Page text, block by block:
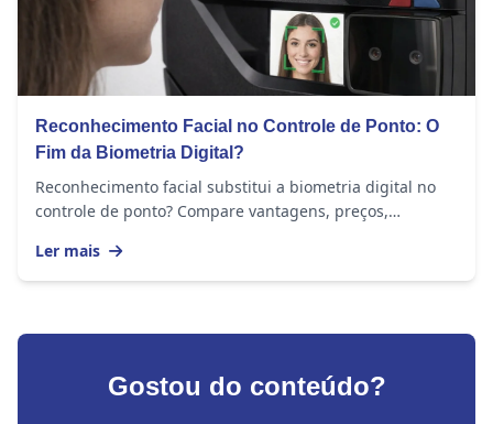
Reconhecimento Facial no Controle de Ponto: O
Fim da Biometria Digital?
Reconhecimento facial substitui a biometria digital no
controle de ponto? Compare vantagens, preços,
Ler mais
Gostou do conteúdo?